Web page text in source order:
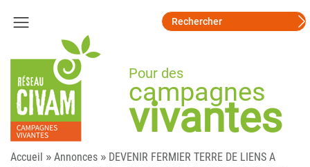
Pour des
campagnes
vivantes
Accueil » Annonces » DEVENIR FERMIER TERRE DE LIENS A